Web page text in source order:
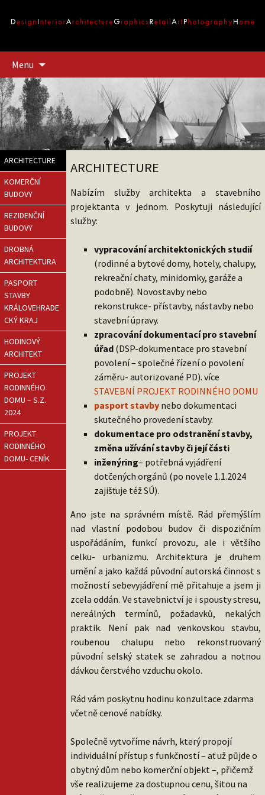
Menu
obsahu
webu
ARCHITECTURE
KOMERČNÍ
BUDOVY
REZIDENČNÍ
BUDOVY
DROBNÁ
ARCHITEKTURA
PASPORT
STAVBY
KRÁLOVEHRADE
CKÝ KRAJ
HODINOVÝ
ARCHITEKT
PROJEKT
RODINNÉHO
DOMU – S.Z.
2024
PROJEKT
RODINNÉHO
DOMU- CENÍK
ARCHITECTURE
Nabízím služby architekta a stavebního
projektanta v jednom. Poskytuji následující
služby:
vypracování architektonických studií
(rodinné a bytové domy, hotely, chalupy,
rekreační chaty, minidomky, garáže a
podobně). Novostavby nebo
rekonstrukce- přístavby, nástavby nebo
stavební úpravy.
zpracování dokumentací pro stavební
úřad(DSP-dokumentace pro stavební
povolení – společné řízení o povolení
záměru- autorizované PD). více
STAVEBNÍ PROJEKT RODINNÉHO DOMU
pasport stavbynebo dokumentaci
skutečného provedení stavby.
dokumentace pro odstranění stavby,
změna užívání stavby či její části
inženýring– potřebná vyjádření
dotčených orgánů (po novele 1.1.2024
zajišťuje též SÚ).
Ano jste na správném místě. Rád přemýšlím
nad vlastní podobou budov či dispozičním
uspořádáním, funkcí provozu, ale i většího
celku- urbanizmu. Architektura je druhem
umění a jako každá původní autorská činnost s
možností sebevyjádření mě přitahuje a jsem ji
zcela oddán. Ve stavebnictví je i spousty stresu,
nereálných termínů, požadavků, nekalých
praktik. Není pak nad venkovskou stavbu,
roubenou chalupu nebo rekonstruovaný
původní selský statek se zahradou a notnou
dávkou čerstvého vzduchu okolo.
Rád vám poskytnu hodinu konzultace zdarma
včetně cenové nabídky.
Společně vytvoříme návrh, který propojí
individuální přístup s funkčností – ať už půjde o
obytný dům nebo komerční objekt –, přičemž
vše realizujeme za dostupnou cenu, šitou na